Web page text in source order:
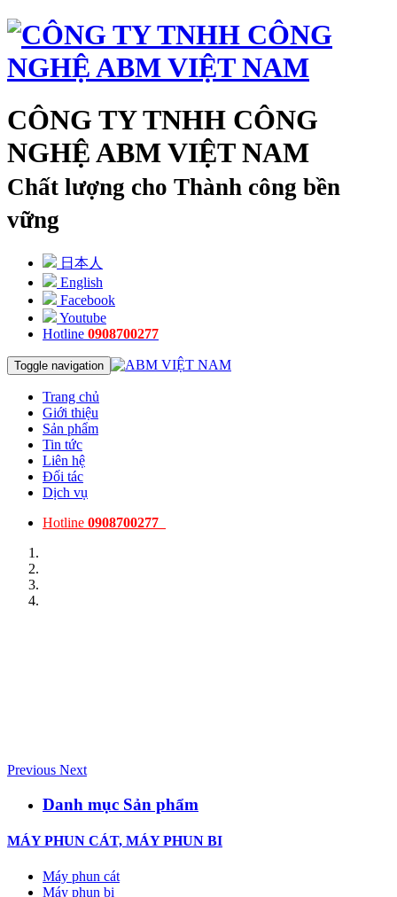
CÔNG TY TNHH CÔNG
NGHỆ ABM VIỆT NAM
Chất lượng cho Thành công bền
vững
日本人
English
Facebook
Youtube
Hotline 0908700277
Toggle navigation
Trang chủ
Giới thiệu
Sản phẩm
Tin tức
Liên hệ
Đối tác
Dịch vụ
Hotline 0908700277
Previous Next
Danh mục Sản phẩm
MÁY PHUN CÁT, MÁY PHUN BI
Máy phun cát
Máy phun bi